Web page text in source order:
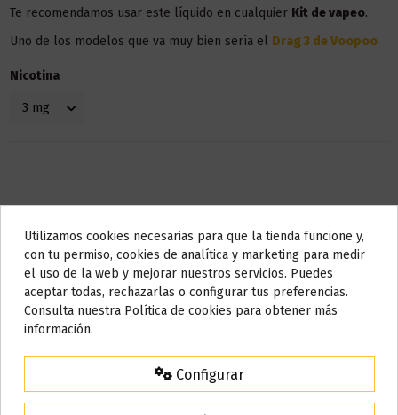
Te recomendamos usar este líquido en cualquier Kit de vapeo.
Uno de los modelos que va muy bien sería el Drag 3 de Voopoo
Nicotina
Descripción
El contenido son 40 ml, pero la botella admite hasta 20 ml,
puedes añadir nicotina o nicokit sin nicotina para llenarlo hasta
Este líquido no contiene nicotina, si deseas a conseguir 3 mg de
Do not show again.
AVISO IMPORTANTE
Nos tomamos unos días
Todos los pedidos realizados desde el
15% de descuento
Para agradecerte la espera durante estos días.
Utilizamos cookies necesarias para que la tienda funcione y,
con tu permiso, cookies de analítica y marketing para medir
el uso de la web y mejorar nuestros servicios. Puedes
aceptar todas, rechazarlas o configurar tus preferencias.
Consulta nuestra Política de cookies para obtener más
información.
Configurar